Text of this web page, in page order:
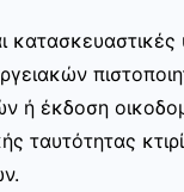
ή έκδοση
ταυτότητας